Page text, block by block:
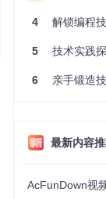
4 解锁编程技能
5 技术实践探索
6 亲手锻造技术引
最新内容
AcFunDown视